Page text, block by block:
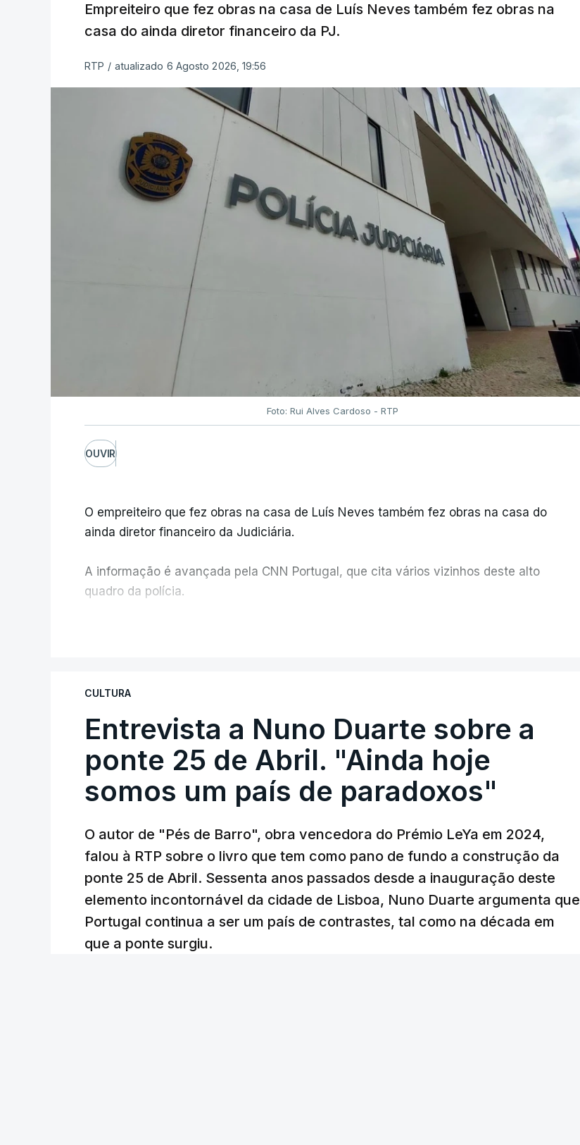
Empreiteiro que fez obras na casa de Luís Neves também fez obras na
casa do ainda diretor financeiro da PJ.
RTP / atualizado 6 Agosto 2026, 19:56
Foto: Rui Alves Cardoso - RTP
OUVIR
O empreiteiro que fez obras na casa de Luís Neves também fez obras na casa do
ainda diretor financeiro da Judiciária.
A informação é avançada pela CNN Portugal, que cita vários vizinhos deste alto
quadro da polícia.
CULTURA
Entrevista a Nuno Duarte sobre a
ponte 25 de Abril. "Ainda hoje
somos um país de paradoxos"
O autor de "Pés de Barro", obra vencedora do Prémio LeYa em 2024,
falou à RTP sobre o livro que tem como pano de fundo a construção da
ponte 25 de Abril. Sessenta anos passados desde a inauguração deste
elemento incontornável da cidade de Lisboa, Nuno Duarte argumenta que
Portugal continua a ser um país de contrastes, tal como na década em
que a ponte surgiu.